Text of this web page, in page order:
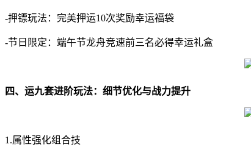
-押镖玩法：完美押运10次奖励幸运福袋
-节日限定：端午节龙舟竞速前三名必得幸运礼盒
四、运九套进阶玩法：细节优化与战力提升
1.属性强化组合技